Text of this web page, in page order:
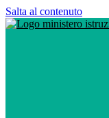
Salta al contenuto